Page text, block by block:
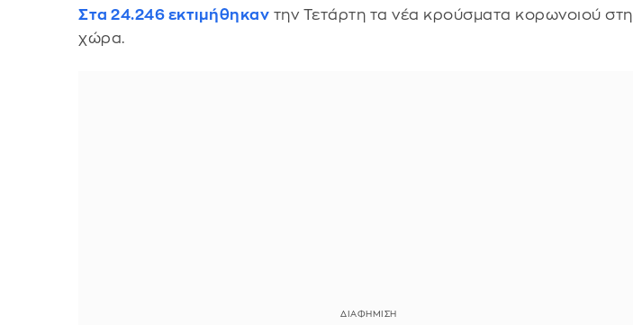
Στα 24.246 εκτιμήθηκαν την Τετάρτη τα νέα κρούσματα κορωνοιού στη
χώρα.